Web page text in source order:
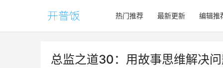
热门推荐 最新更新 编辑推
总监之道30：用故事思维解决